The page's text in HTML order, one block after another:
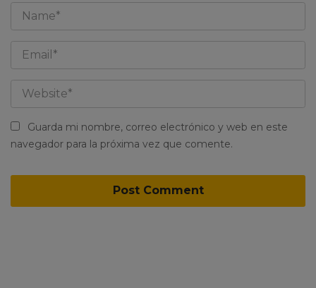
Guarda mi nombre, correo electrónico y web en este
navegador para la próxima vez que comente.